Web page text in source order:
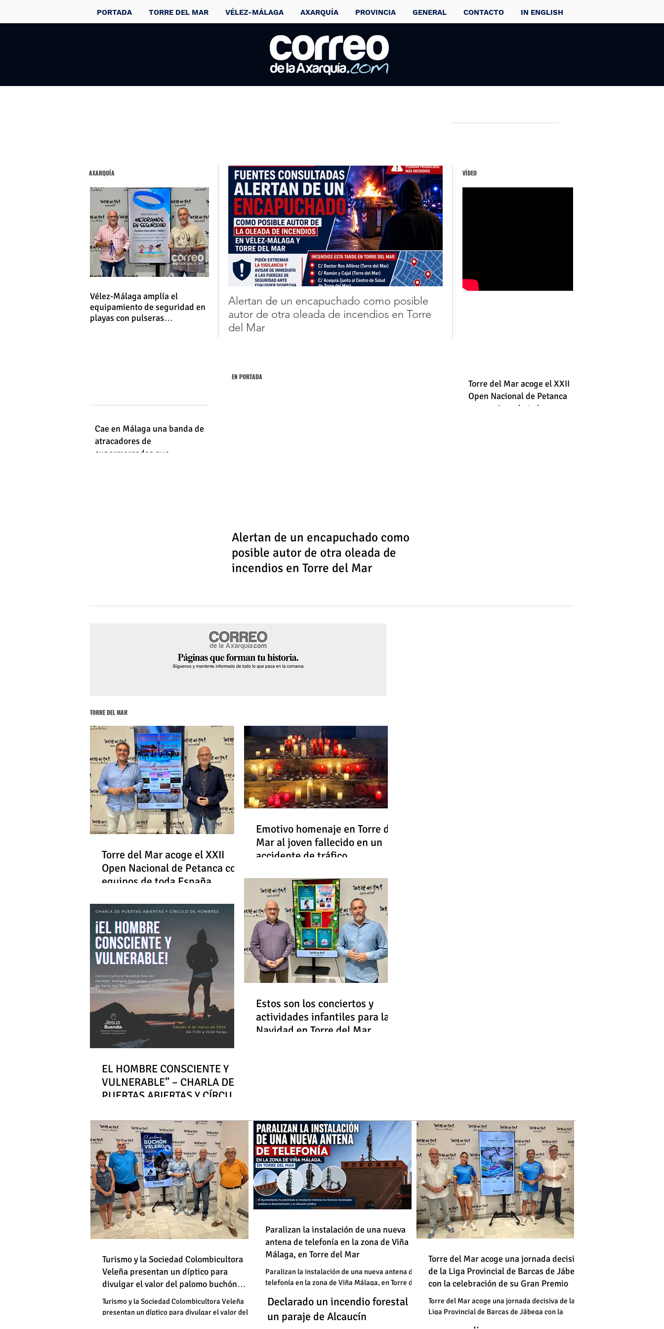
PORTADA TORRE DEL MAR VÉLEZ-MÁLAGA AXARQUÍA PROVINCIA GENERAL CONTACTO IN ENGLISH
Científicos dan la
voz de alarma por
lo que está
pasando bajo el
suelo de Granada
VÍDEO
AXARQUÍA
Vélez-Málaga amplía el
equipamiento de seguridad en
playas con pulseras
Encabezado 2
Alertan de un encapuchado como posible
autor de otra oleada de incendios en Torre
del Mar
Cae en Málaga una banda de
atracadores de
supermercados que
EN PORTADA
Alertan de un encapuchado como
posible autor de otra oleada de
incendios en Torre del Mar
Torre del Mar acoge el XXII
Open Nacional de Petanca
con equipos de toda
TORRE DEL MAR
Torre del Mar acoge el XXII
Open Nacional de Petanca con
equipos de toda España
Emotivo homenaje en Torre del
Mar al joven fallecido en un
accidente de tráfico
EL HOMBRE CONSCIENTE Y
VULNERABLE” – CHARLA DE
PUERTAS ABIERTAS Y CÍRCULO
Estos son los conciertos y
actividades infantiles para la
Navidad en Torre del Mar
Destapan una "falsedad" de
Torrox sí se paga tasa de basura"
Declarado un incendio forestal en
un paraje de Alcaucín
Un vehículo en llamas atraviesa
una vía en Torre del Mar junto a
una gasolinera
Destapan una "falsedad" de
Óscar Medina y José Pino: "En
Torrox sí se paga tasa de basura"
Declarado un incendio forestal en
un paraje de Alcaucín
Un vehículo en llamas atraviesa
una vía en Torre del Mar junto a
Turismo y la Sociedad Colombicultora
Veleña presentan un díptico para
divulgar el valor del palomo buchón
veleño
Turismo y la Sociedad Colombicultora Veleña
presentan un díptico para divulgar el valor del
Paralizan la instalación de una nueva
antena de telefonía en la zona de Viña
Málaga, en Torre del Mar
Paralizan la instalación de una nueva antena de
telefonía en la zona de Viña Málaga, en Torre del
Torre del Mar acoge una jornada decisiva
de la Liga Provincial de Barcas de Jábega
con la celebración de su Gran Premio
Torre del Mar acoge una jornada decisiva de la
Liga Provincial de Barcas de Jábega con la